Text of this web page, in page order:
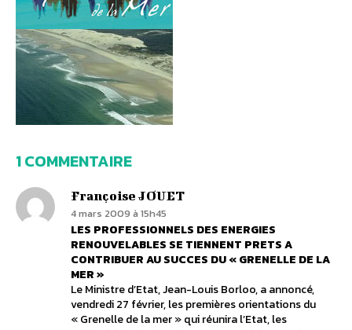
1 COMMENTAIRE
Françoise JOUET
4 mars 2009 à 15h45
LES PROFESSIONNELS DES ENERGIES
RENOUVELABLES SE TIENNENT PRETS A
CONTRIBUER AU SUCCES DU « GRENELLE DE LA
MER »
Le Ministre d’Etat, Jean-Louis Borloo, a annoncé,
vendredi 27 février, les premières orientations du
« Grenelle de la mer » qui réunira l’Etat, les